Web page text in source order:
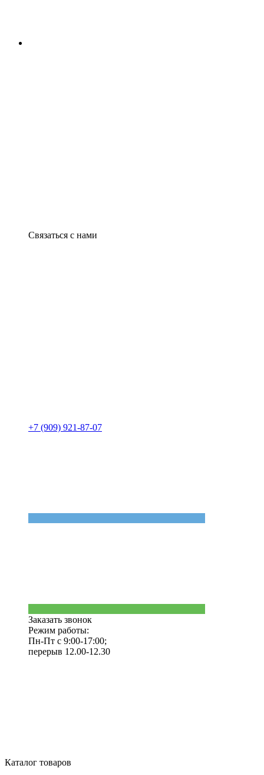
Связаться с нами
+7 (909) 921-87-07
Заказать звонок
Режим работы:
Пн-Пт с 9:00-17:00;
перерыв 12.00-12.30
Каталог товаров